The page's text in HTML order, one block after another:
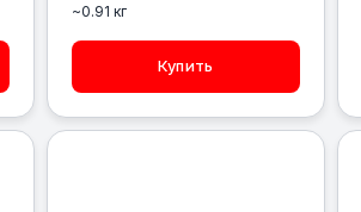
~0.91 кг
Купить